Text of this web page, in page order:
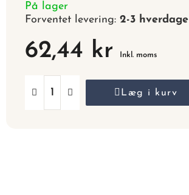
På lager
Forventet levering: 2-3 hverdage
62,44 kr Inkl. moms
Læg i kurv